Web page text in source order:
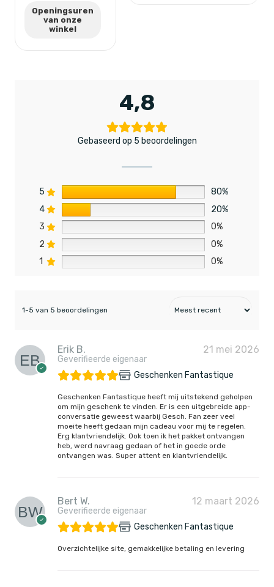
Openingsuren
van onze
winkel
4,8
Gebaseerd op 5 beoordelingen
5
80%
4
20%
3
0%
2
0%
1
0%
1-5 van 5 beoordelingen
Erik B.
Geverifieerde eigenaar
21 mei 2026
Geschenken Fantastique
Geschenken Fantastique heeft mij uitstekend geholpen
om mijn geschenk te vinden. Er is een uitgebreide app-
conversatie geweest waarbij Gesch. Fan zeer veel
moeite heeft gedaan mijn cadeau voor mij te regelen.
Erg klantvriendelijk. Ook toen ik het pakket ontvangen
heb, werd navraag gedaan of het in goede orde
ontvangen was. Super attent en klantvriendelijk.
Bert W.
Geverifieerde eigenaar
12 maart 2026
Geschenken Fantastique
Overzichtelijke site, gemakkelijke betaling en levering